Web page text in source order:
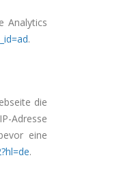
Analytics
.
die
Adresse
eine
.